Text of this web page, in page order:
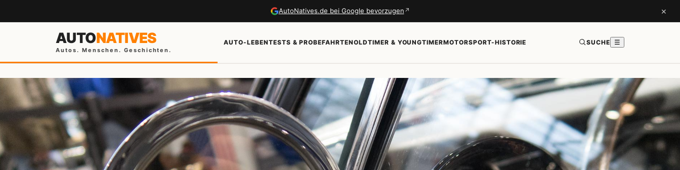
AutoNatives.de bei Google bevorzugen ↗ ×
AUTONATIVES
Autos. Menschen. Geschichten.
AUTO-LEBENTESTS & PROBEFAHRTENOLDTIMER & YOUNGTIMERMOTORSPORT-HISTORIE SUCHE ☰